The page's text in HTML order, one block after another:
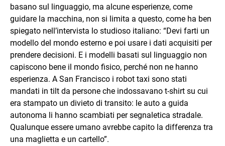
basano sul linguaggio, ma alcune esperienze, come
guidare la macchina, non si limita a questo, come ha ben
spiegato nell’intervista lo studioso italiano: “Devi farti un
modello del mondo esterno e poi usare i dati acquisiti per
prendere decisioni. E i modelli basati sul linguaggio non
capiscono bene il mondo fisico, perché non ne hanno
esperienza. A San Francisco i robot taxi sono stati
mandati in tilt da persone che indossavano t-shirt su cui
era stampato un divieto di transito: le auto a guida
autonoma li hanno scambiati per segnaletica stradale.
Qualunque essere umano avrebbe capito la differenza tra
una maglietta e un cartello”.